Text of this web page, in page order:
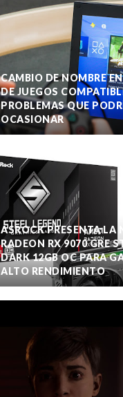
CAMBIO DE NOMBRE
DE JUEGOS
PROBLEMAS QUE
OCASIONAR
ASROCK PRESENTA LA
RADEON RX 9070 GRE
DARK 12GB OC PARA
ALTO RENDIMIENTO